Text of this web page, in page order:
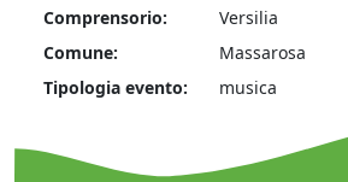
Comprensorio:
Versilia
Comune:
Massarosa
Tipologia evento:
musica